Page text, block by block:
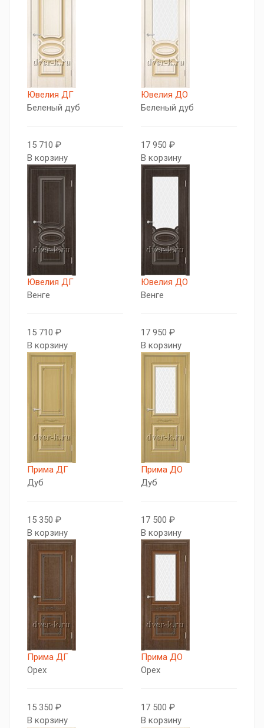
Ювелия ДГ
Беленый дуб
15 710 ₽
В корзину
Ювелия ДО
Беленый дуб
17 950 ₽
В корзину
Ювелия ДГ
Венге
15 710 ₽
В корзину
Ювелия ДО
Венге
17 950 ₽
В корзину
Прима ДГ
Дуб
15 350 ₽
В корзину
Прима ДО
Дуб
17 500 ₽
В корзину
Прима ДГ
Орех
15 350 ₽
В корзину
Прима ДО
Орех
17 500 ₽
В корзину